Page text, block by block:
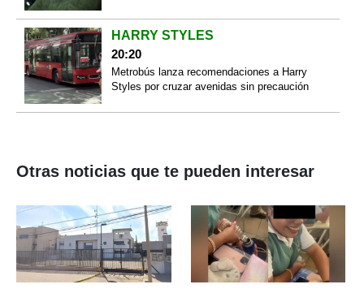
HARRY STYLES
20:20
Metrobús lanza recomendaciones a Harry
Styles por cruzar avenidas sin precaución
Otras noticias que te pueden interesar